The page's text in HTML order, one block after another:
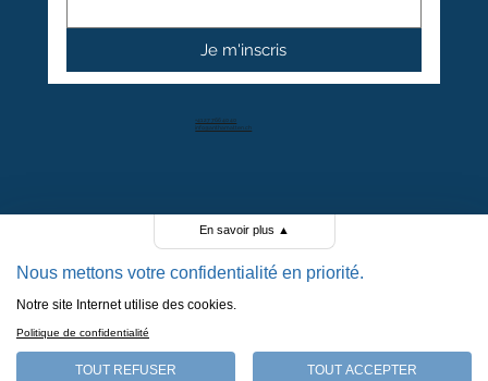
POLITIQUE DE CONFIDENTIALITÉ
+41 27 766 40 40
info@anthamatten.ch
Je m'inscris
4.4
+ de 100 avis clients
En savoir plus ▲
Nous mettons votre confidentialité en priorité.
Notre site Internet utilise des cookies.
Politique de confidentialité
TOUT REFUSER TOUT ACCEPTER